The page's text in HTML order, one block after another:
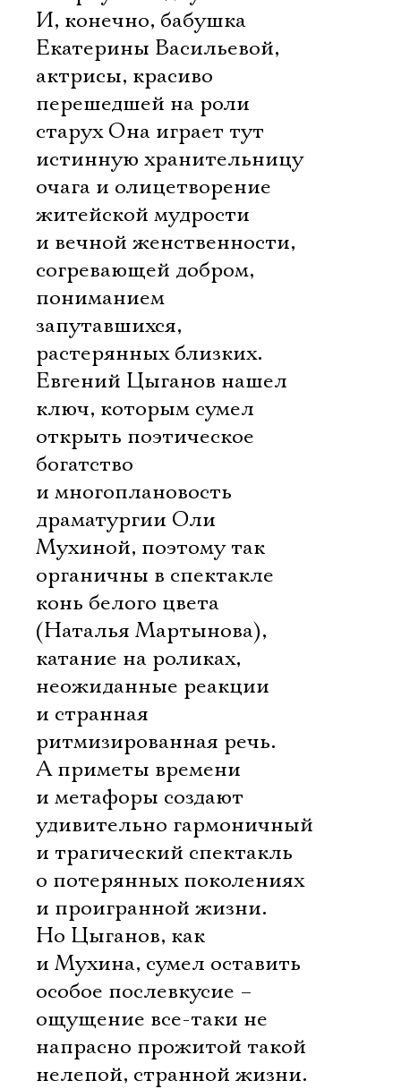
И, конечно, бабушка
Екатерины Васильевой,
актрисы, красиво
перешедшей на роли
старух Она играет тут
истинную хранительницу
очага и олицетворение
житейской мудрости
и вечной женственности,
согревающей добром,
пониманием
запутавшихся,
растерянных близких.
Евгений Цыганов нашел
ключ, которым сумел
открыть поэтическое
богатство
и многоплановость
драматургии Оли
Мухиной, поэтому так
органичны в спектакле
конь белого цвета
(Наталья Мартынова),
катание на роликах,
неожиданные реакции
и странная
ритмизированная речь.
А приметы времени
и метафоры создают
удивительно гармоничный
и трагический спектакль
о потерянных поколениях
и проигранной жизни.
Но Цыганов, как
и Мухина, сумел оставить
особое послевкусие –
ощущение все-таки не
напрасно прожитой такой
нелепой, странной жизни.
Электропочта
Имя
Ознакомиться